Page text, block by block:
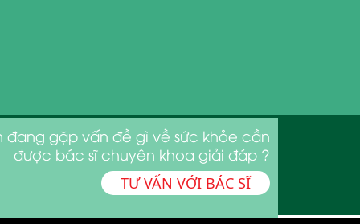
đang gặp vấn đề gì về sức khỏe cần
được bác sĩ chuyên khoa giải đáp ?
TƯ VẤN VỚI BÁC SĨ